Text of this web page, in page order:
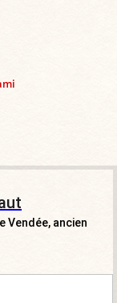
Vendée, ancien